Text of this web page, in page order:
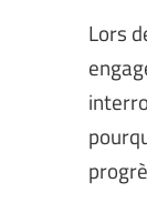
Lors